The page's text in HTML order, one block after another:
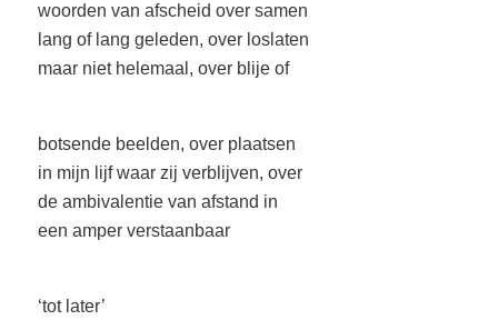
woorden van afscheid over samen
lang of lang geleden, over loslaten
maar niet helemaal, over blije of
botsende beelden, over plaatsen
in mijn lijf waar zij verblijven, over
de ambivalentie van afstand in
een amper verstaanbaar
‘tot later’